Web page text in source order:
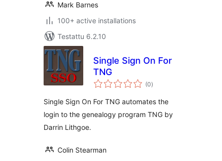
Mark Barnes
100+ active installations
Testattu 6.2.10
Single Sign On For
TNG
(0arvosanat
yhteensä
)
Single Sign On For TNG automates the
login to the genealogy program TNG by
Darrin Lithgoe.
Colin Stearman